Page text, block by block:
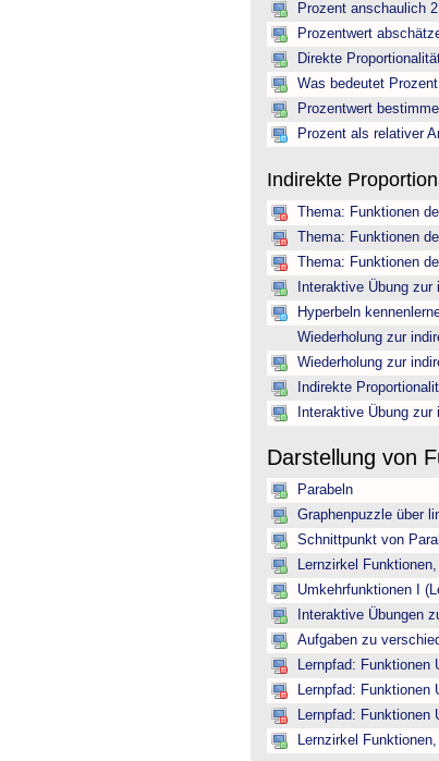
Prozent anschaulich 2
Prozentwert
Direkte
Was bedeutet Prozent
Prozentwert
Prozent als relativer
Indirekte
Thema: Funktionen
Thema: Funktionen
Thema: Funktionen
Interaktive Übung
Hyperbeln
Wiederholung zur
Wiederholung zur
Indirekte
Interaktive Übung
Darstellung von
Parabeln
Graphenpuzzle über
Schnittpunkt von
Lernzirkel
Umkehrfunktionen I
Interaktive Übungen
Aufgaben zu
Lernpfad: Funktionen
Lernpfad: Funktionen
Lernpfad: Funktionen
Lernzirkel